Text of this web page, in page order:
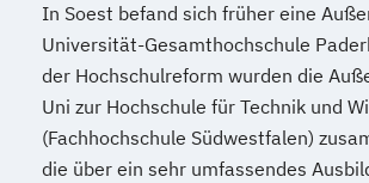
In Soest befand sich früher eine
Universität-Gesamthochschule
der Hochschulreform wurden die
Uni zur Hochschule für Technik und
(Fachhochschule Südwestfalen)
die über ein sehr umfassendes